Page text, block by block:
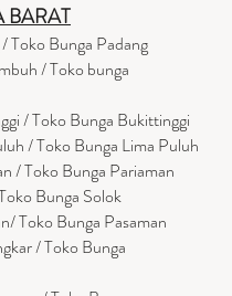
BARAT
Toko Bunga Padang
/ Toko bunga
/ Toko Bunga Bukittinggi
/ Toko Bunga Lima Puluh
/ Toko Bunga Pariaman
Bunga Solok
Toko Bunga Pasaman
/ Toko Bunga